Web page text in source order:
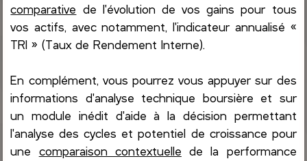
comparative de l'évolution de vos gains pour tous
vos actifs, avec notamment, l'indicateur annualisé «
TRI » (Taux de Rendement Interne).
En complément, vous pourrez vous appuyer sur des
informations d'analyse technique boursière et sur
un module inédit d'aide à la décision permettant
l'analyse des cycles et potentiel de croissance pour
une comparaison contextuelle de la performance